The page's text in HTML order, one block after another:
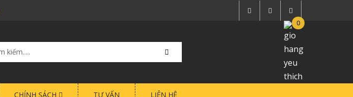
0
CHÍNH SÁCH TƯ VẤN LIÊN HỆ